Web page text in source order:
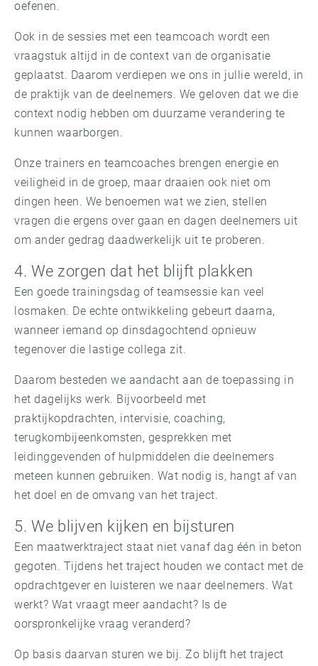
oefenen.
Ook in de sessies met een teamcoach wordt een
vraagstuk altijd in de context van de organisatie
geplaatst. Daarom verdiepen we ons in jullie wereld, in
de praktijk van de deelnemers. We geloven dat we die
context nodig hebben om duurzame verandering te
kunnen waarborgen.
Onze trainers en teamcoaches brengen energie en
veiligheid in de groep, maar draaien ook niet om
dingen heen. We benoemen wat we zien, stellen
vragen die ergens over gaan en dagen deelnemers uit
om ander gedrag daadwerkelijk uit te proberen.
4. We zorgen dat het blijft plakken
Een goede trainingsdag of teamsessie kan veel
losmaken. De echte ontwikkeling gebeurt daarna,
wanneer iemand op dinsdagochtend opnieuw
tegenover die lastige collega zit.
Daarom besteden we aandacht aan de toepassing in
het dagelijks werk. Bijvoorbeeld met
praktijkopdrachten, intervisie, coaching,
terugkombijeenkomsten, gesprekken met
leidinggevenden of hulpmiddelen die deelnemers
meteen kunnen gebruiken. Wat nodig is, hangt af van
het doel en de omvang van het traject.
5. We blijven kijken en bijsturen
Een maatwerktraject staat niet vanaf dag één in beton
gegoten. Tijdens het traject houden we contact met de
opdrachtgever en luisteren we naar deelnemers. Wat
werkt? Wat vraagt meer aandacht? Is de
oorspronkelijke vraag veranderd?
Op basis daarvan sturen we bij. Zo blijft het traject